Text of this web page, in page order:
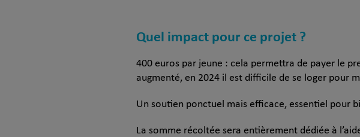
Quel impact pour ce projet ?
400 euros par jeune : cela permettra de payer le
augmenté, en 2024 il est difficile de se loger pour
Un soutien ponctuel mais efficace, essentiel pour
La somme récoltée sera entièrement dédiée à